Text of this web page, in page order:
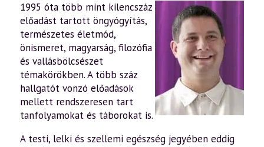
1995 óta több mint kilencszáz
előadást tartott öngyógyítás,
természetes életmód,
önismeret, magyarság, filozófia
és vallásbölcsészet
témakörökben. A több száz
hallgatót vonzó előadások
mellett rendszeresen tart
tanfolyamokat és táborokat is.
A testi, lelki és szellemi egészség jegyében eddig